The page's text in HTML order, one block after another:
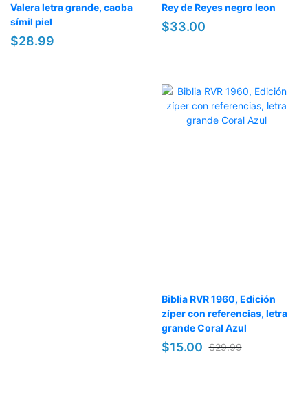
Valera letra grande, caoba
símil piel
$28.99
Rey de Reyes negro leon
$33.00
OFERTA
Biblia RVR 1960, Edición
zíper con referencias, letra
grande Coral Azul
$15.00 $29.99